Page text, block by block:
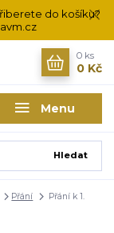
do košíku?
Menu
Hledat
0 ks
0 Kč
Přání
Přání k 1.